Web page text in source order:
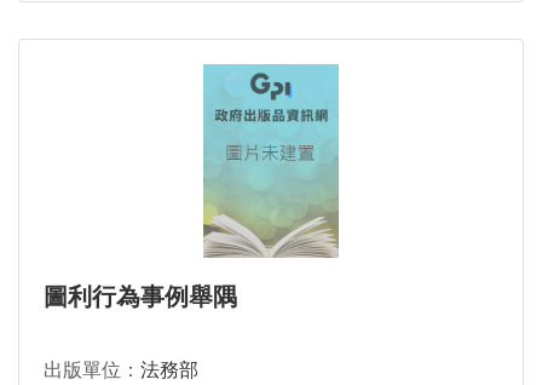
圖利行為事例舉隅
出版單位： 法務部